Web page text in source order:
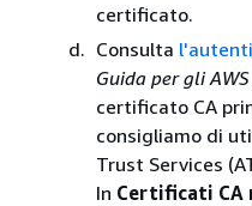
certificato.
Consulta
Guida per gli
certificato CA
consigliamo di
Trust Services
In Certificati CA